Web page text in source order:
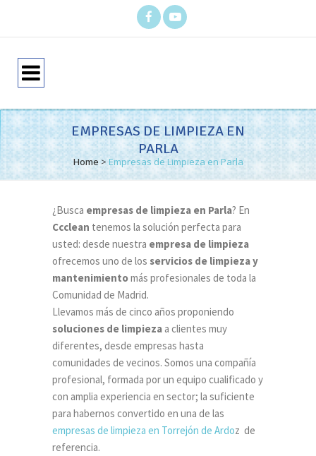
EMPRESAS DE LIMPIEZA EN
PARLA
Home>Empresas de Limpieza en Parla
¿Busca empresas de limpieza en Parla? En
Ccclean tenemos la solución perfecta para
usted: desde nuestra empresa de limpieza
ofrecemos uno de los servicios de limpieza y
mantenimientomás profesionales de toda la
Comunidad de Madrid.
Llevamos más de cinco años proponiendo
soluciones de limpieza a clientes muy
diferentes, desde empresas hasta
comunidades de vecinos. Somos una compañía
profesional, formada por un equipo cualificado y
con amplia experiencia en sector; la suficiente
para habernos convertido en una de las
empresas de limpieza en Torrejón de Ardoz de
referencia.